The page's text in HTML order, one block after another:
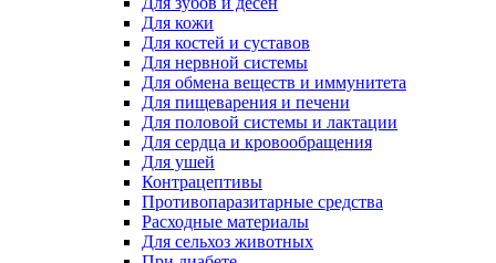
Для кожи
Для костей и суставов
Для нервной системы
Для обмена веществ и иммунитета
Для пищеварения и печени
Для половой системы и лактации
Для сердца и кровообращения
Для ушей
Контрацептивы
Противопаразитарные средства
Расходные материалы
Для сельхоз животных